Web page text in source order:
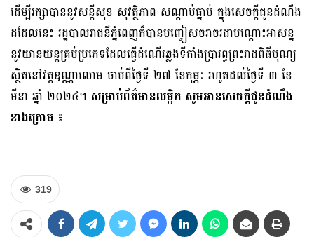
ដើម្បីរក្សាបាននូវសន្ដីសុខ សុវត្ថិភាព សណ្ដាប់ធ្នាប់ ក្នុងសេចក្ដីជូនដំណឹង
ដដែលនេះ រដ្ឋបាលរាជនីភ្នំពេញក៏បានបញ្ចៀសចរាចរជាបណ្ដោះអាសន្ន
នូវយានយន្តគ្រប់ប្រភេទដែលធ្វើដំណើរឆ្លងទីតាំងប្រារព្ធព្រះរាជពិធីបុណ្យ
ស្ថិតនៅវត្តឧណ្ណាលោម ចាប់ពីថ្ងៃទី ២៧ ខែកុម្ភៈ រហូតដល់ថ្ងៃទី ៣ ខែ
មីនា ឆ្នាំ ២០២៤។ សម្រាប់ព័ត៌មានលម្អិត សូមអានសេចក្ដីជូនដំណឹង
ខាងក្រោម ៖
319